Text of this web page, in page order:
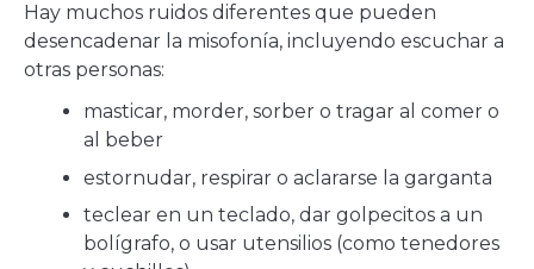
Hay muchos ruidos diferentes que pueden
desencadenar la misofonía, incluyendo escuchar a
otras personas:
masticar, morder, sorber o tragar al comer o
al beber
estornudar, respirar o aclararse la garganta
teclear en un teclado, dar golpecitos a un
bolígrafo, o usar utensilios (como tenedores